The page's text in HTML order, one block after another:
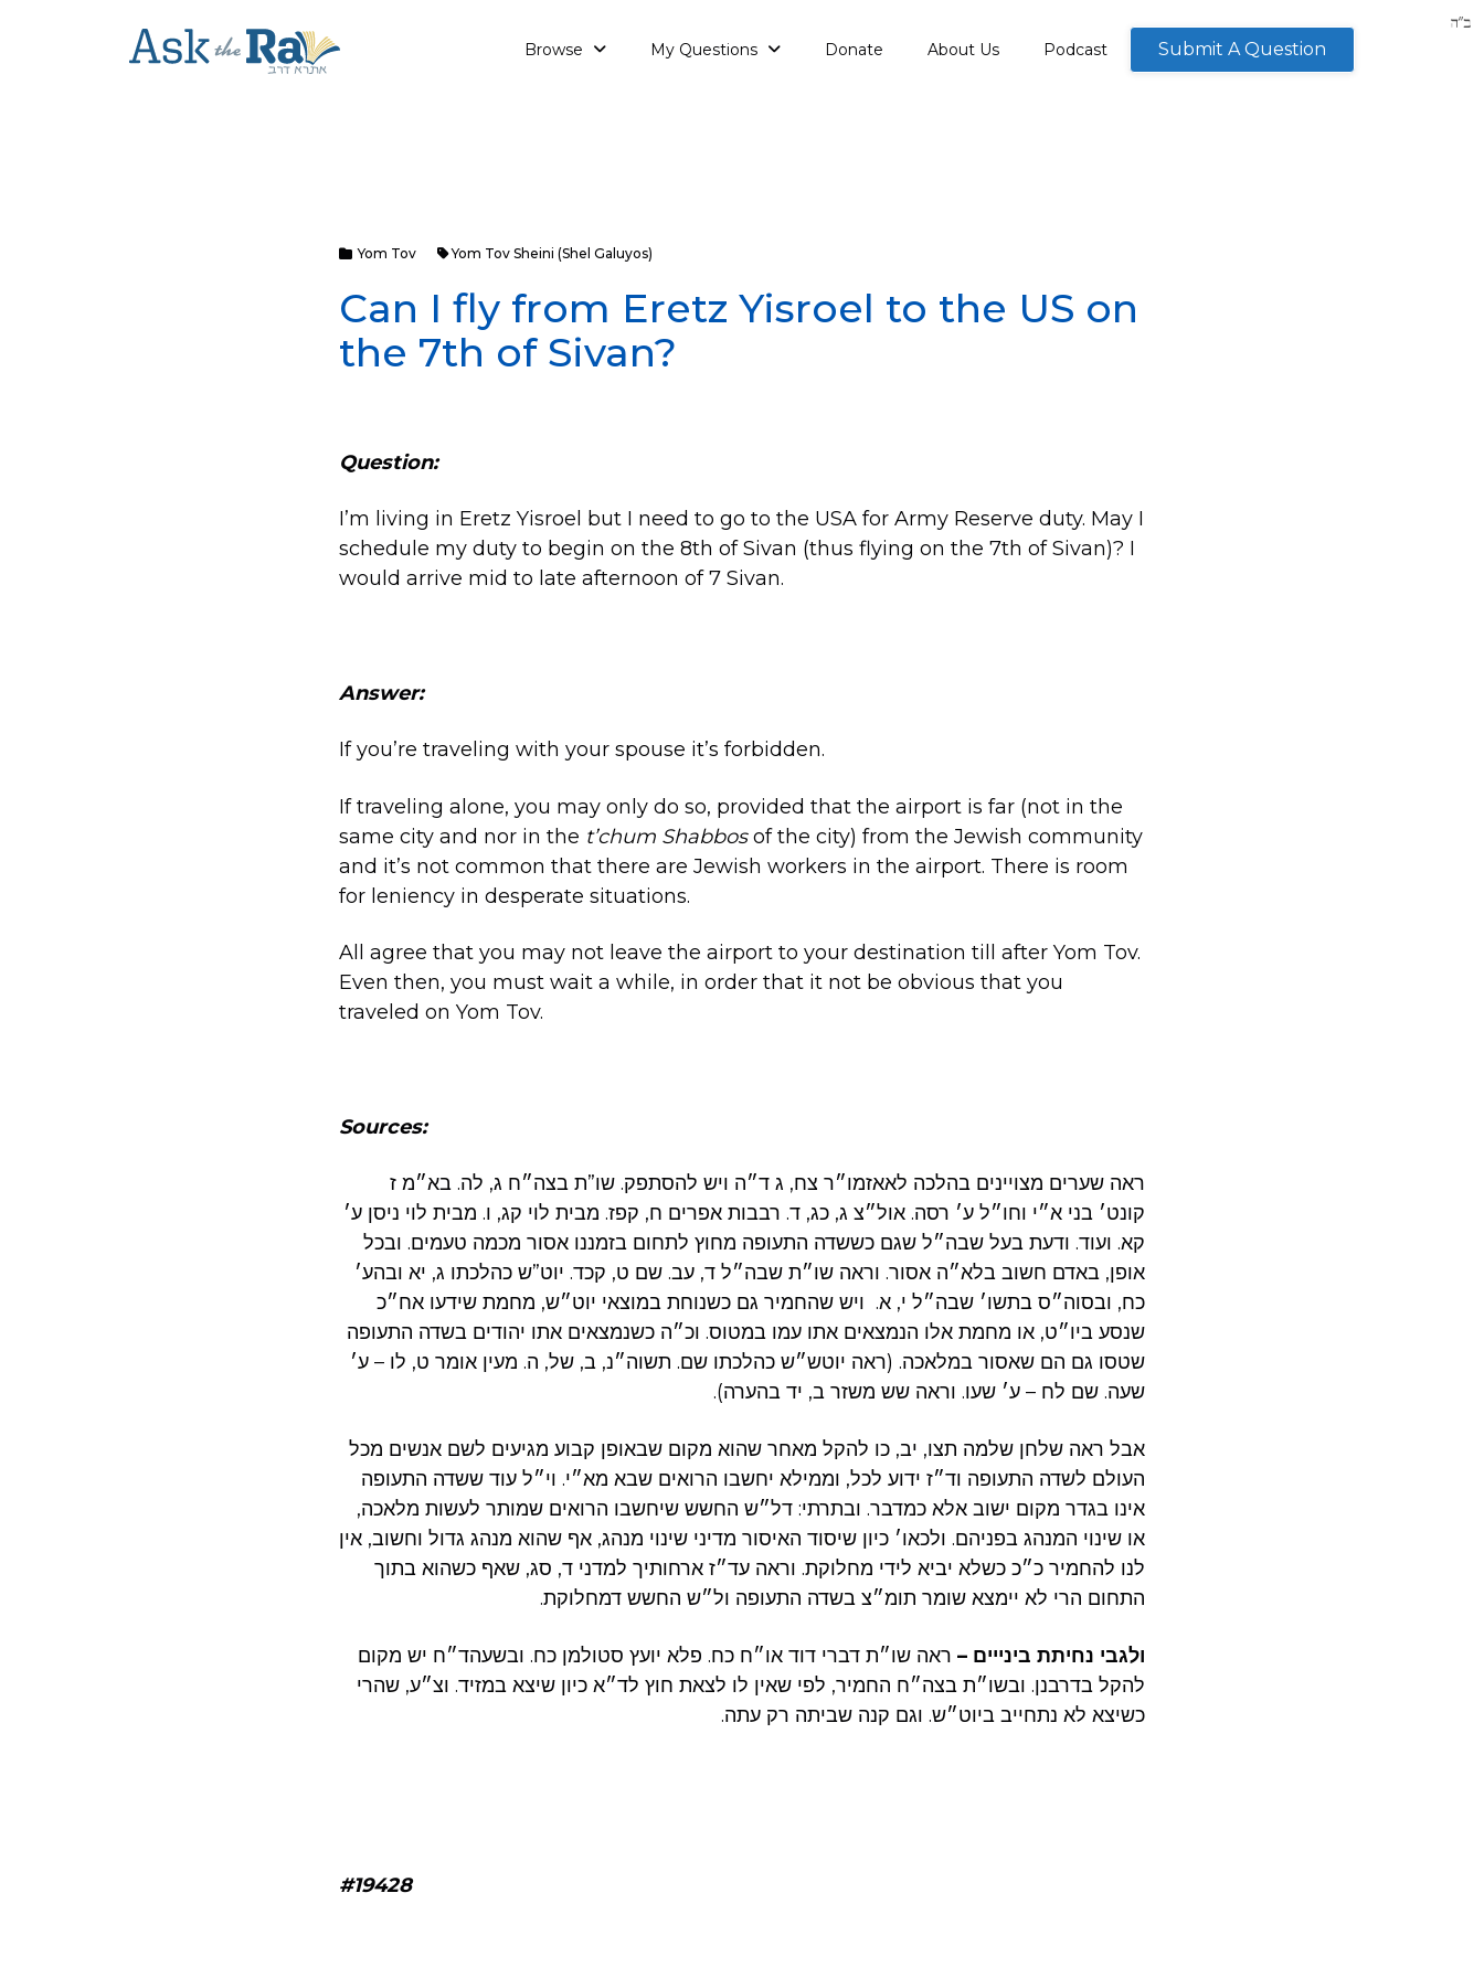
Browse My Questions Donate About Us Podcast Submit A Question
Yom Tov Yom Tov Sheini (Shel Galuyos)
Can I fly from Eretz Yisroel to the US on
the 7th of Sivan?
Question:
I’m living in Eretz Yisroel but I need to go to the USA for Army Reserve duty. May I
schedule my duty to begin on the 8th of Sivan (thus flying on the 7th of Sivan)? I
would arrive mid to late afternoon of 7 Sivan.
Answer:
If you’re traveling with your spouse it’s forbidden.
If traveling alone, you may only do so, provided that the airport is far (not in the
same city and nor in the t’chum Shabbosof the city) from the Jewish community
and it’s not common that there are Jewish workers in the airport. There is room
for leniency in desperate situations.
All agree that you may not leave the airport to your destination till after Yom Tov.
Even then, you must wait a while, in order that it not be obvious that you
traveled on Yom Tov.
Sources:
ראה שערים מצויינים בהלכה לאאזמו״ר צח, ג ד״ה ויש להסתפק. שו”ת בצה״ח ג, לה. בא״מ ז
קונט׳ בני א״י וחו״ל ע׳ רסה. אול״צ ג, כג, ד. רבבות אפרים ח, קפז. מבית לוי קג, ו. מבית לוי ניסן ע׳
קא. ועוד. ודעת בעל שבה״ל שגם כששדה התעופה מחוץ לתחום בזמננו אסור מכמה טעמים. ובכל
אופן, באדם חשוב בלא״ה אסור. וראה שו״ת שבה״ל ד, עב. שם ט, קכד. יוט”ש כהלכתו ג, יא ובהע׳
כח, ובסוה״ס בתשו׳ שבה״ל י, א. ויש שהחמיר גם כשנוחת במוצאי יוט״ש, מחמת שידעו אח״כ
שנסע ביו״ט, או מחמת אלו הנמצאים אתו עמו במטוס. וכ״ה כשנמצאים אתו יהודים בשדה התעופה
שטסו גם הם שאסור במלאכה. (ראה יוטש״ש כהלכתו שם. תשוה״נ, ב, של, ה. מעין אומר ט, לו – ע׳
שעה. שם לח – ע׳ שעו. וראה שש משזר ב, יד בהערה).
אבל ראה שלחן שלמה תצו, יב, כו להקל מאחר שהוא מקום שבאופן קבוע מגיעים לשם אנשים מכל
העולם לשדה התעופה וד״ז ידוע לכל, וממילא יחשבו הרואים שבא מא״י. וי״ל עוד ששדה התעופה
אינו בגדר מקום ישוב אלא כמדבר. ובתרתי: דל״ש החשש שיחשבו הרואים שמותר לעשות מלאכה,
או שינוי המנהג בפניהם. ולכאו׳ כיון שיסוד האיסור מדיני שינוי מנהג, אף שהוא מנהג גדול וחשוב, אין
לנו להחמיר כ״כ כשלא יביא לידי מחלוקת. וראה עד״ז ארחותיך למדני ד, סג, שאף כשהוא בתוך
התחום הרי לא יימצא שומר תומ״צ בשדה התעופה ול״ש החשש דמחלוקת.
ולגבי נחיתת בינייים – ראה שו״ת דברי דוד או״ח כח. פלא יועץ סטולמן כח. ובשעהד״ח יש מקום
להקל בדרבנן. ובשו״ת בצה״ח החמיר, לפי שאין לו לצאת חוץ לד״א כיון שיצא במזיד. וצ״ע, שהרי
כשיצא לא נתחייב ביוט״ש. וגם קנה שביתה רק עתה.
#19428